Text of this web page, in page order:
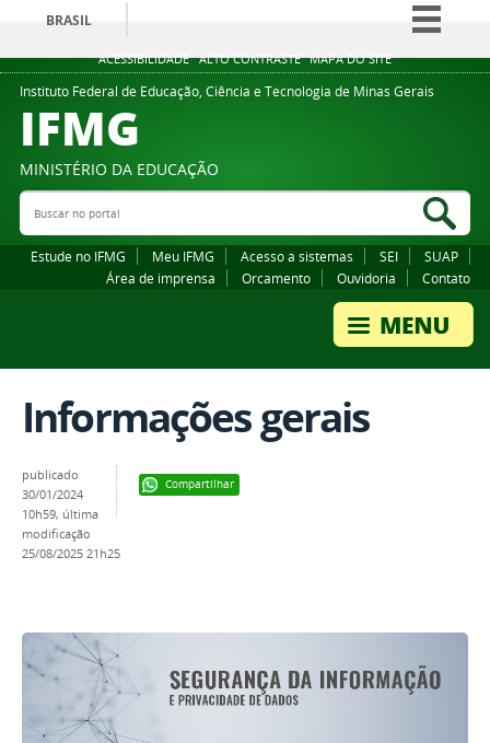
ACESSIBILIDADE ALTO CONTRASTE MAPA DO SITE
BRASIL
Simplifique!
Comunica BR
Legislação
Instituto Federal de Educação, Ciência e Tecnologia de Minas Gerais
IFMG
MINISTÉRIO DA EDUCAÇÃO
Buscar no portal
Estude no IFMG Meu IFMG Acesso a sistemas SEI
SUAP
Área de imprensa
Orcamento Ouvidoria Contato
Informações gerais
Compartilhar
publicado
30/01/2024
10h59, última
modificação
25/08/2025 21h25